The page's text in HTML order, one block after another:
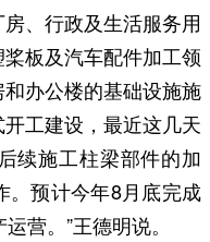
、行政及生活服务用
板及汽车配件加工领
办公楼的基础设施施
工建设，最近这几天
续施工柱梁部件的加
。预计今年8月底完成
营。”王德明说。